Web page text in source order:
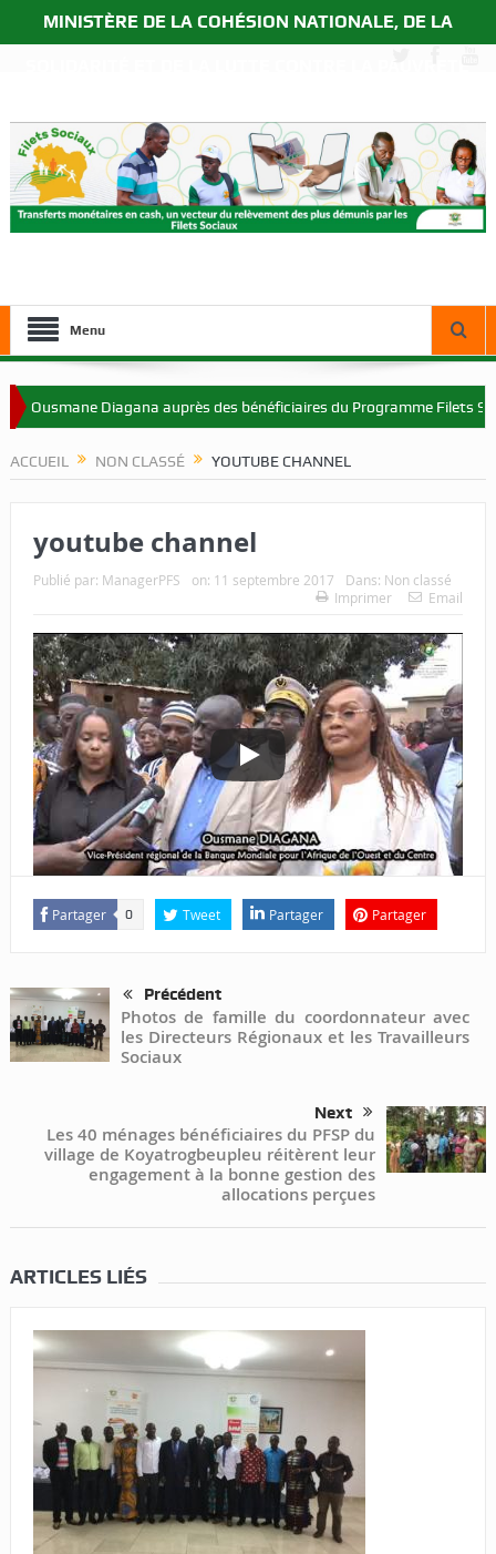
MINISTÈRE DE LA COHÉSION NATIONALE, DE LA
Menu
Diagana auprès des bénéficiaires du Programme Filets Sociaux
ACCUEIL NON CLASSÉ YOUTUBE CHANNEL
youtube channel
Publié par: ManagerPFS on: 11 septembre 2017 Dans: Non classé
Imprimer
Email
Partager 0 Tweet Partager Partager
Précédent
Photos de famille du coordonnateur avec
les Directeurs Régionaux et les Travailleurs
Sociaux
Next
Les 40 ménages bénéficiaires du PFSP du
village de Koyatrogbeupleu réitèrent leur
engagement à la bonne gestion des
allocations perçues
ARTICLES LIÉS